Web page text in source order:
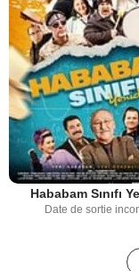
Hababam Sınıfı
Date de sortie